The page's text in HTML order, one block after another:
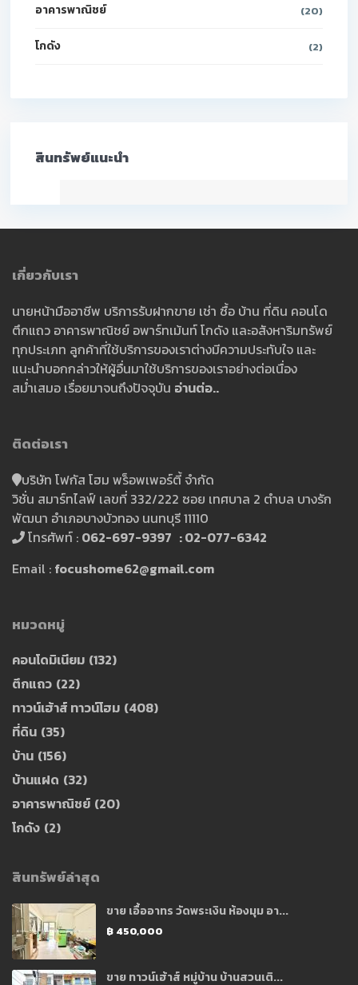
อาคารพาณิชย์ (20)
โกดัง (2)
สินทรัพย์แนะนำ
เกี่ยวกับเรา
นายหน้ามืออาชีพ บริการรับฝากขาย เช่า ซื้อ บ้าน ที่ดิน คอนโด
ตึกแถว อาคารพาณิชย์ อพาร์ทเม้นท์ โกดัง และอสังหาริมทรัพย์
ทุกประเภท ลูกค้าที่ใช้บริการของเราต่างมีความประทับใจ และ
แนะนำบอกกล่าวให้ผู้อื่นมาใช้บริการของเราอย่างต่อเนื่อง
สม่ำเสมอ เรื่อยมาจนถึงปัจจุบัน อ่านต่อ..
ติดต่อเรา
บริษัท โฟกัส โฮม พร็อพเพอร์ตี้ จำกัด
วิชั่น สมาร์ทไลฟ์ เลขที่ 332/222 ซอย เทศบาล 2 ตำบล บางรัก
พัฒนา อำเภอบางบัวทอง นนทบุรี 11110
โทรศัพท์ : 062-697-9397 : 02-077-6342
Email : focushome62@gmail.com
หมวดหมู่
คอนโดมิเนียม (132)
ตึกแถว (22)
ทาวน์เฮ้าส์ ทาวน์โฮม (408)
ที่ดิน (35)
บ้าน (156)
บ้านแฝด (32)
อาคารพาณิชย์ (20)
โกดัง (2)
สินทรัพย์ล่าสุด
ขาย เอื้ออาทร วัดพระเงิน ห้องมุม อา...
฿ 450,000
ขาย ทาวน์เฮ้าส์ หมู่บ้าน บ้านสวนเติ...